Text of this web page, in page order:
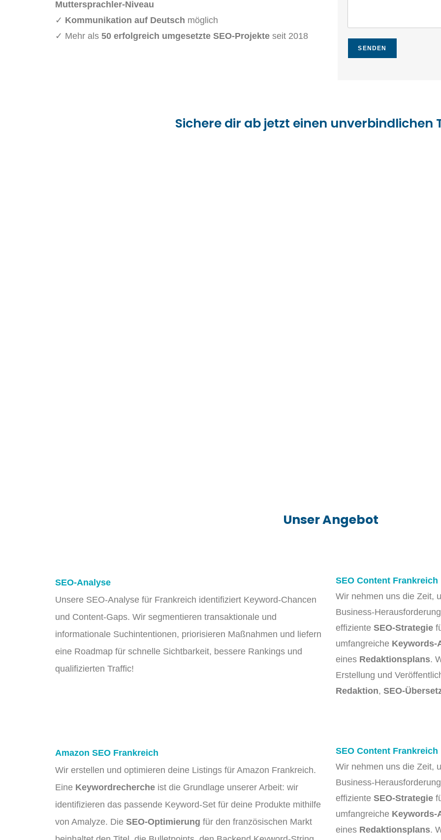
Muttersprachler-Niveau
✓ Kommunikation auf Deutsch möglich
✓ Mehr als 50 erfolgreich umgesetzte SEO-Projekte seit 2018
SENDEN
Sichere dir ab jetzt einen unverbindlichen
Unser Angebot
SEO-Analyse
Unsere SEO-Analyse für Frankreich identifiziert Keyword-Chancen
und Content-Gaps. Wir segmentieren transaktionale und
informationale Suchintentionen, priorisieren Maßnahmen und liefern
eine Roadmap für schnelle Sichtbarkeit, bessere Rankings und
qualifizierten Traffic!
SEO Content Frankreich
Wir nehmen uns die Zeit,
Business-
effiziente SEO-Strategie
umfangreiche Keywords-
eines Redaktionsplans.
Erstellung und
Redaktion, SEO-
Amazon SEO Frankreich
Wir erstellen und optimieren deine Listings für Amazon Frankreich.
Eine Keywordrecherche ist die Grundlage unserer Arbeit: wir
identifizieren das passende Keyword-Set für deine Produkte mithilfe
von Amalyze. Die SEO-Optimierung für den französischen Markt
SEO Content Frankreich
Wir nehmen uns die Zeit,
Business-
effiziente SEO-Strategie
umfangreiche Keywords-
eines Redaktionsplans.